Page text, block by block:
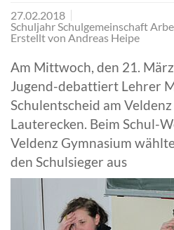
27.02.2018
Schuljahr Schulgemeinschaft
Erstellt von Andreas Heipe
Am Mittwoch, den 21.
Jugend-debattiert Lehrer
Schulentscheid am
Lauterecken. Beim Schul-
Veldenz Gymnasium
den Schulsieger aus